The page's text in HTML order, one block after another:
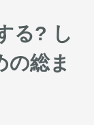
る? し
の総ま